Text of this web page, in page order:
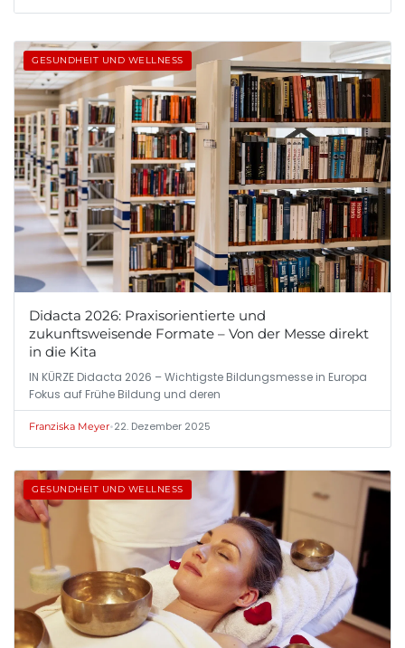
GESUNDHEIT UND WELLNESS
Didacta 2026: Praxisorientierte und
zukunftsweisende Formate – Von der Messe direkt
in die Kita
IN KÜRZE Didacta 2026 – Wichtigste Bildungsmesse in Europa
Fokus auf Frühe Bildung und deren
Franziska Meyer•22. Dezember 2025
GESUNDHEIT UND WELLNESS